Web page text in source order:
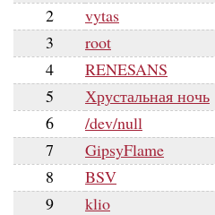
2
vytas
3
root
4
RENESANS
5
Хрустальная ночь
6
/dev/null
7
GipsyFlame
8
BSV
9
klio